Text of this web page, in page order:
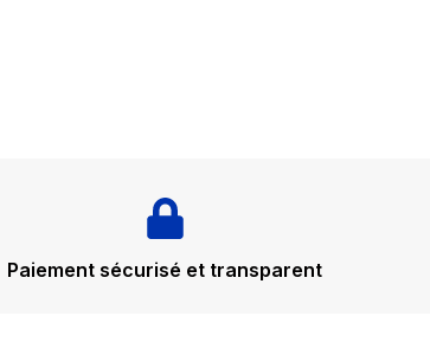
Paiement sécurisé et transparent